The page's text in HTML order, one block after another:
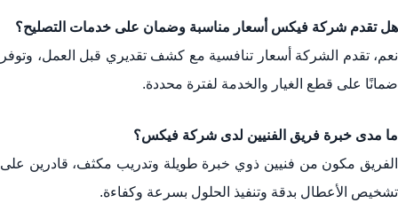
هل تقدم شركة فيكس أسعار مناسبة وضمان على خدمات التصليح؟
نعم، تقدم الشركة أسعار تنافسية مع كشف تقديري قبل العمل، وتوفر
ضمانًا على قطع الغيار والخدمة لفترة محددة.
ما مدى خبرة فريق الفنيين لدى شركة فيكس؟
الفريق مكون من فنيين ذوي خبرة طويلة وتدريب مكثف، قادرين على
تشخيص الأعطال بدقة وتنفيذ الحلول بسرعة وكفاءة.